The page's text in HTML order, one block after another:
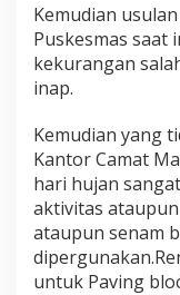
Kemudian
Puskesmas saat
kekurangan
inap.
Kemudian yang
Kantor Camat
hari hujan
aktivitas
ataupun senam
untuk Paving